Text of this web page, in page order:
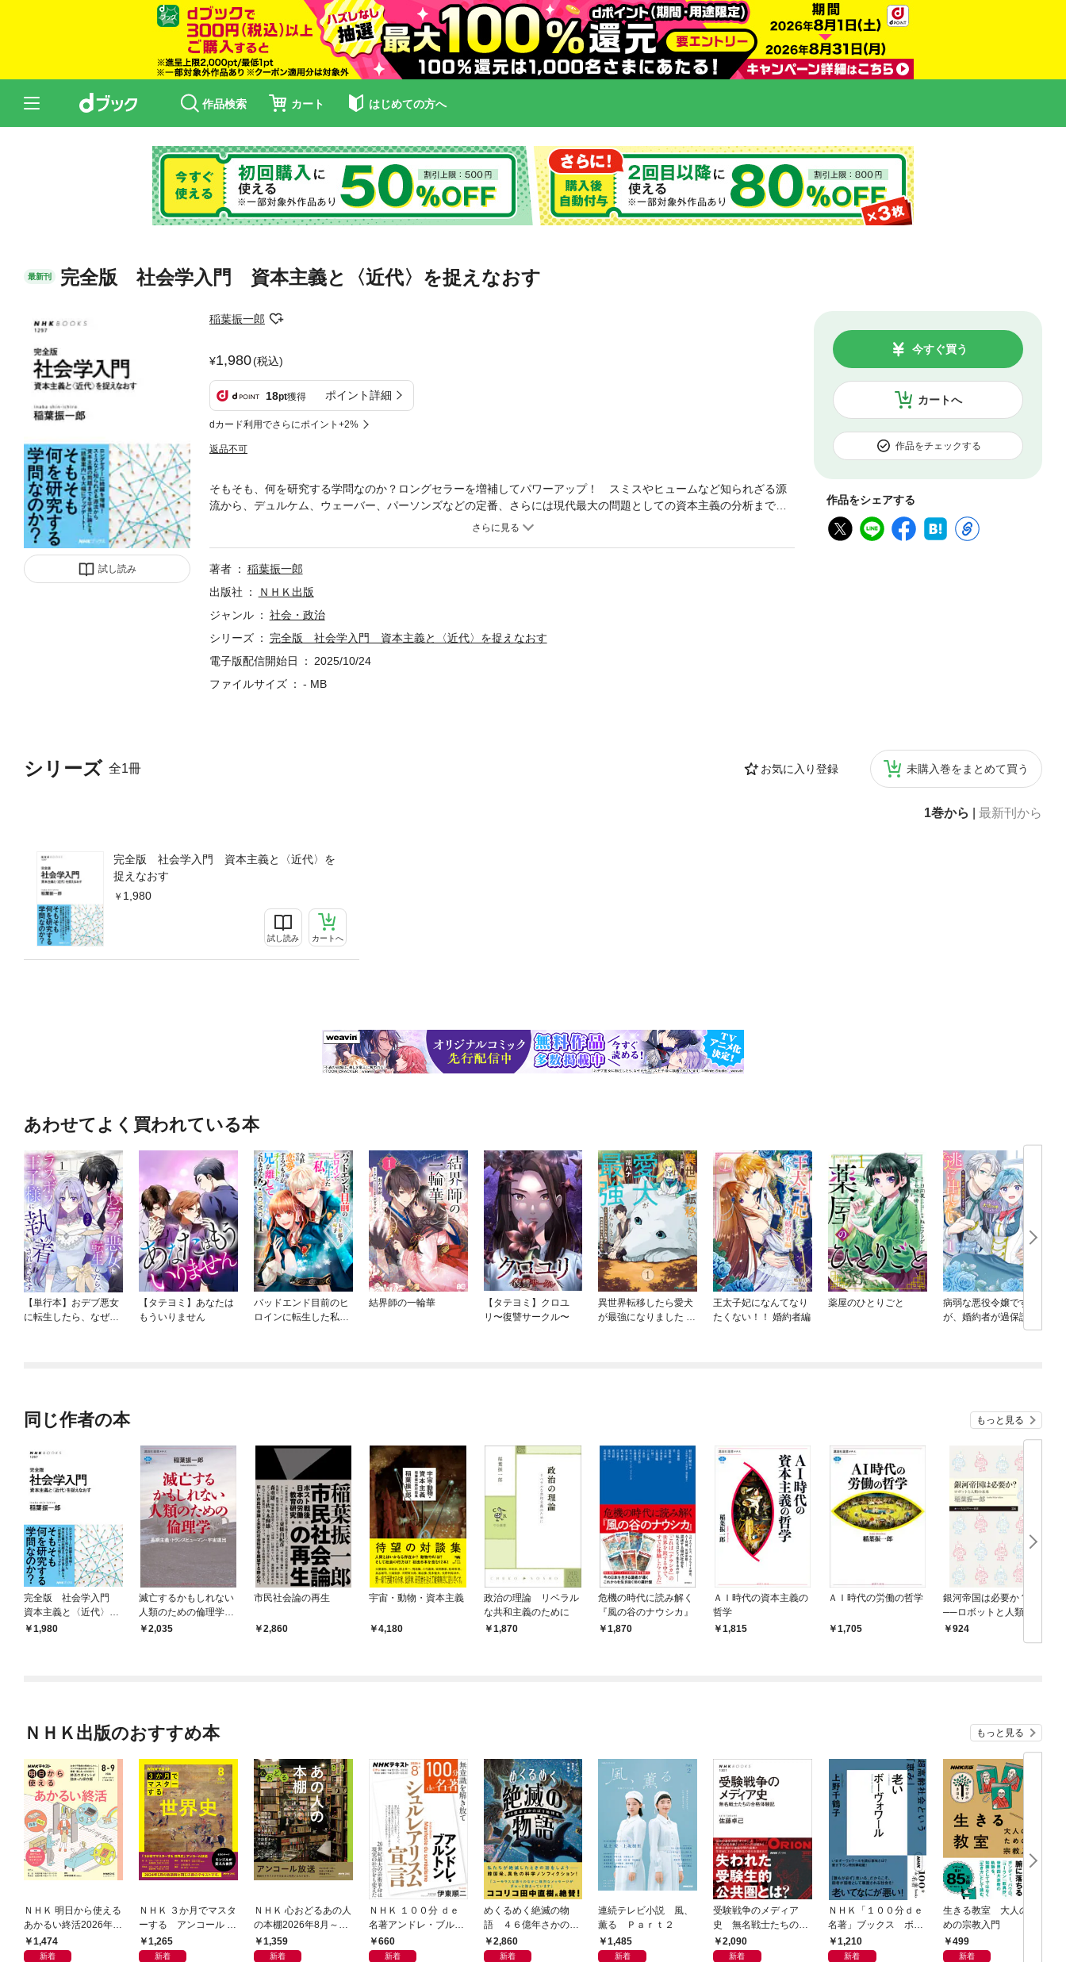
作品検索 カート はじめての方へ
最新刊 完全版 社会学入門 資本主義と〈近代〉を捉えなおす
試し読み
稲葉振一郎
1,980(税込)
18pt獲得 ポイント詳細
dカード利用でさらにポイント+2%
返品不可
カートへ
今すぐ買う
作品をチェックする
作品をシェアする
シリーズ 全1冊 お気に入り登録 未購入巻をまとめて買う
1巻から 最新刊から
完全版 社会学入門 資本主義と〈近代〉を
捉えなおす
1,980
試し読み カートへ
そもそも、何を研究する学問なのか？ロングセラーを増補してパワーアップ！ スミスやヒュームなど知られざる源
流から、デュルケム、ウェーバー、パーソンズなどの定番、さらには現代最大の問題としての資本主義の分析まで。
講義録を活かした親しみやすい文体で、社会学の全体像をわかりやすく描き出す。【内容】はじめに1) 社会学の理
目2) 社会学はいかに成立したのか──近代の自己意識の再検討 第5講 社会学前史（1）──近代社会科学の誕生
第6講 社会学前史（2）──進化論と比較文明史のインパクト 第7講 モダニズムの精神──前衛芸術は何を変えた
ーバーとマルクス主義3) 〈多元化する時代〉と社会学 第11講 危機についての学問 第12講 20世紀後半以降の
理論社会学──パーソンズ・フーコー・構築主義 最終講 社会学の可能性──格差・差別・ナショナリズム補講 補
講にあたって 補講1 意味の全体論――社会学に統一理論は可能か 補講2 当事者性と社会調査――質的な調査と
表あとがき完全版へのあとがき
著者
稲葉振一郎
出版社
ＮＨＫ出版
ジャンル
社会・政治
シリーズ
完全版 社会学入門 資本主義と〈近代〉を捉えなおす
電子版配信開始日
2025/10/24
ファイルサイズ
- MB
あわせてよく買われている本
【単行本】おデブ悪女
に転生したら、なぜか
【タテヨミ】あなたは
もういりません
バッドエンド目前のヒ
ロインに転生した私、
結界師の一輪華
【タテヨミ】クロユ
リ〜復讐サークル〜
異世界転移したら愛犬
が最強になりました ～
王太子妃になんてなり
たくない！！ 婚約者編
薬屋のひとりごと
病弱な悪役令嬢です
が、婚約者が過保護す
ぎて逃げ出したい(私た
同じ作者の本 もっと見る
完全版 社会学入門
資本主義と〈近代〉を
捉えなおす
1,980
滅亡するかもしれない
人類のための倫理学
長期主義・トランスヒ
2,035
市民社会論の再生
2,860
宇宙・動物・資本主義
4,180
政治の理論 リベラル
な共和主義のために
1,870
危機の時代に読み解く
『風の谷のナウシカ』
1,870
ＡＩ時代の資本主義の
哲学
1,815
ＡＩ時代の労働の哲学
1,705
銀河帝国は必要か？
──ロボットと人類の
未来924
ＮＨＫ出版のおすすめ本 もっと見る
ＮＨＫ 明日から使える
あかるい終活2026年8
月～9月
1,474
新着
ＮＨＫ ３か月でマスタ
ーする アンコール 世
界史2026年8月
1,265
新着
ＮＨＫ 心おどるあの人
の本棚2026年8月～9
月1,359
新着
ＮＨＫ １００分 ｄｅ
名著アンドレ・ブルト
ン 『シュルレアリスム
宣言』2026年8月
660
新着
めくるめく絶滅の物
語 ４６億年さかのぼ
り地球史
2,860
新着
連続テレビ小説 風、
薫る Ｐａｒｔ２
1,485
新着
受験戦争のメディア
史 無名戦士たちの合
格体験記
2,090
新着
ＮＨＫ「１００分ｄｅ
名著」ブックス ボー
ヴォワール 老い 超
高齢社会という「恵
1,210
新着
生きる教室 大人のた
めの宗教入門
499
新着